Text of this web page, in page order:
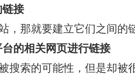
链接
，那就要建立它们之间的
的相关网页进行链接
搜索的可能性，但是却被